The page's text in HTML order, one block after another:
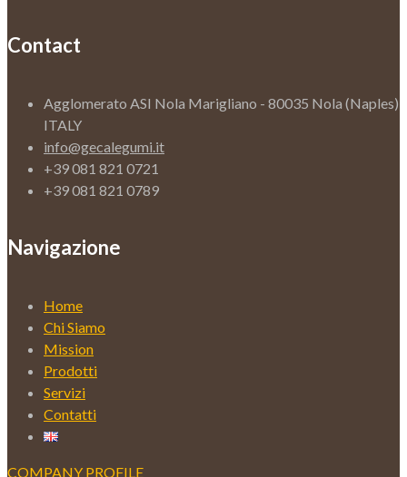
Contact
Agglomerato ASI Nola Marigliano - 80035 Nola (Naples)
ITALY
info@gecalegumi.it
+39 081 821 0721
+39 081 821 0789
Navigazione
Home
Chi Siamo
Mission
Prodotti
Servizi
Contatti
COMPANY PROFILE